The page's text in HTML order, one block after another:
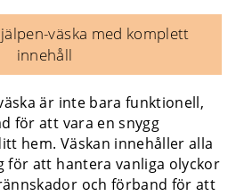
väska med komplett
innehåll
är inte bara funktionell,
för att vara en snygg
hem. Väskan innehåller alla
för att hantera vanliga olyckor
och förband för att